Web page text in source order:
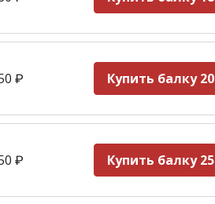
₽ Купить балку 20
₽ Купить балку 25